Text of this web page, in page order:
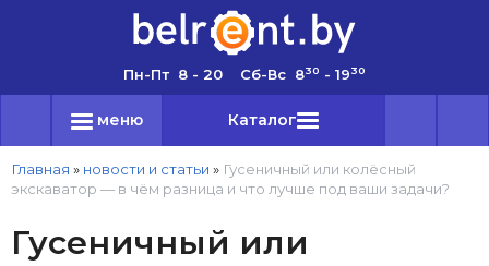
Пн-Пт 8 - 20 Сб-Вс 830 - 1930
меню Каталог
Главная » новости и статьи » Гусеничный или колёсный
экскаватор — в чём разница и что лучше под ваши задачи?
Гусеничный или